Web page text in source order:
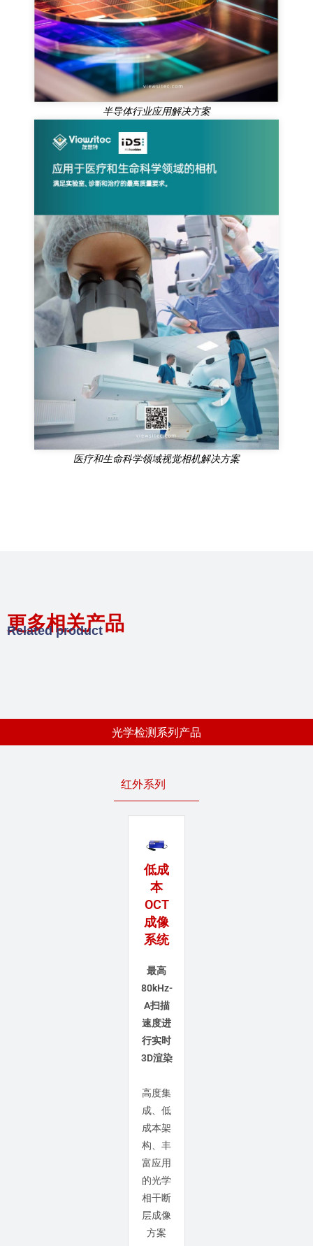
半导体行业应用解决方案
医疗和生命科学领域视觉相机解决方案
更多相关产品
Related product
光学检测系列产品
红外系列
低成
本
OCT
成像
系统
最高
80kHz-
A扫描
速度进
行实时
3D渲染
高度集
成、低
成本架
构、丰
富应用
的光学
相干断
层成像
方案